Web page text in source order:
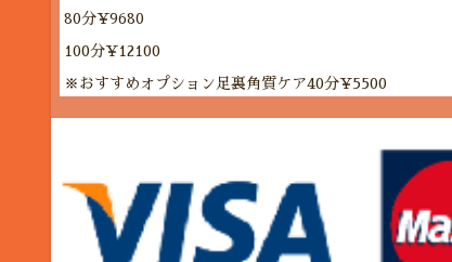
80分¥9680
100分¥12100
※おすすめオプション足裏角質ケア40分¥5500